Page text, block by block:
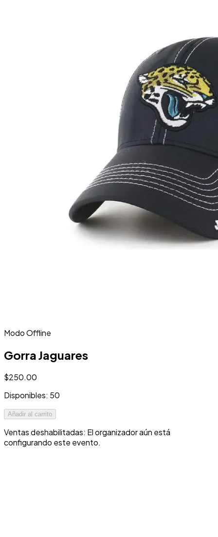
Modo Offline
Gorra Jaguares
$250.00
Disponibles: 50
Añadir al carrito
Ventas deshabilitadas: El organizador aún está
configurando este evento.